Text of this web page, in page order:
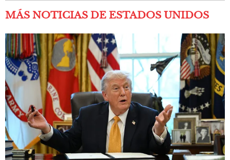
MÁS NOTICIAS DE ESTADOS UNIDOS